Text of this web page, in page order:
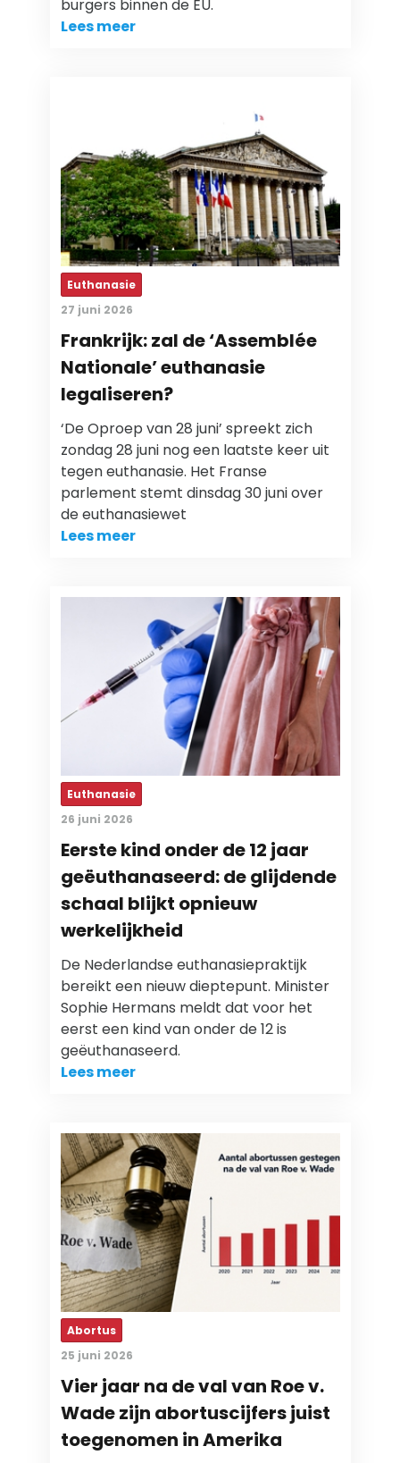
burgers binnen de EU.
Lees meer
Euthanasie
27 juni 2026
Frankrijk: zal de ‘Assemblée
Nationale’ euthanasie
legaliseren?
‘De Oproep van 28 juni’ spreekt zich
zondag 28 juni nog een laatste keer uit
tegen euthanasie. Het Franse
parlement stemt dinsdag 30 juni over
de euthanasiewet
Lees meer
Euthanasie
26 juni 2026
Eerste kind onder de 12 jaar
geëuthanaseerd: de glijdende
schaal blijkt opnieuw
werkelijkheid
De Nederlandse euthanasiepraktijk
bereikt een nieuw dieptepunt. Minister
Sophie Hermans meldt dat voor het
eerst een kind van onder de 12 is
geëuthanaseerd.
Lees meer
Abortus
25 juni 2026
Vier jaar na de val van Roe v.
Wade zijn abortuscijfers juist
toegenomen in Amerika